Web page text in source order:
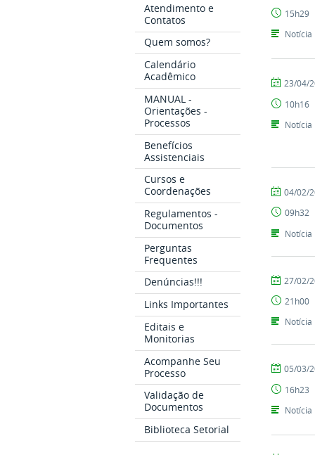
Atendimento e
Contatos
Quem somos?
Calendário
Acadêmico
MANUAL -
Orientações -
Processos
Benefícios
Assistenciais
Cursos e
Coordenações
Regulamentos -
Documentos
Perguntas
Frequentes
Denúncias!!!
Links Importantes
Editais e
Monitorias
Acompanhe Seu
Processo
Validação de
Documentos
Biblioteca Setorial
15h29
Notícia
por
publicado
23/04/
10h16
Notícia
por
publicado
04/02/
09h32
Notícia
por
publicado
27/02/
21h00
Notícia
por
publicado
05/03/
16h23
Notícia